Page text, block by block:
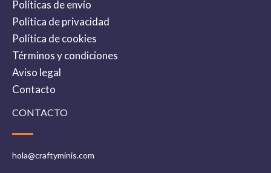
Políticas de envío
Política de privacidad
Política de cookies
Términos y condiciones
Aviso legal
Contacto
CONTACTO
hola@craftyminis.com